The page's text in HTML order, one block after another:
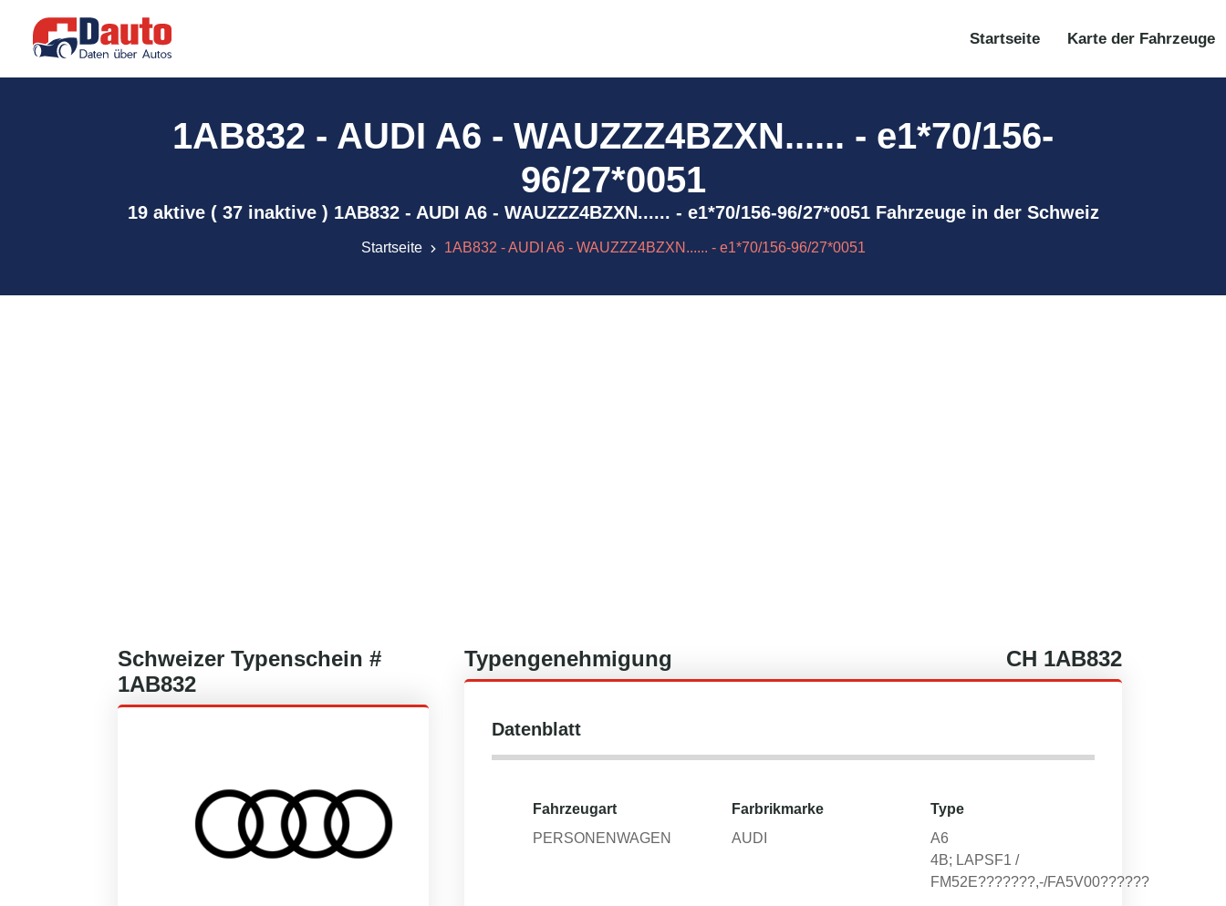
Startseite Karte der Fahrzeuge
1AB832 - AUDI A6 - WAUZZZ4BZXN...... - e1*70/156-
96/27*0051
19 aktive ( 37 inaktive ) 1AB832 - AUDI A6 - WAUZZZ4BZXN...... - e1*70/156-96/27*0051 Fahrzeuge in der Schweiz
Startseite 1AB832 - AUDI A6 - WAUZZZ4BZXN...... - e1*70/156-96/27*0051
Schweizer Typenschein #
1AB832
Typengenehmigung CH 1AB832
Datenblatt
Fahrzeugart
PERSONENWAGEN
Farbrikmarke
AUDI
Type
A6
4B; LAPSF1 /
FM52E???????,-/FA5V00??????